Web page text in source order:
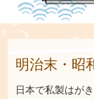
明治末・昭
日本で私製はが